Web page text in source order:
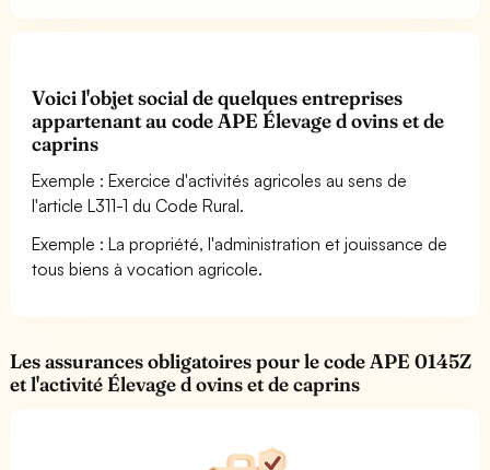
Voici l'objet social de quelques entreprises
appartenant au code APE Élevage d ovins et de
caprins
Exemple : Exercice d'activités agricoles au sens de
l'article L311-1 du Code Rural.
Exemple : La propriété, l'administration et jouissance de
tous biens à vocation agricole.
Les assurances obligatoires pour le code APE 0145Z
et l'activité Élevage d ovins et de caprins